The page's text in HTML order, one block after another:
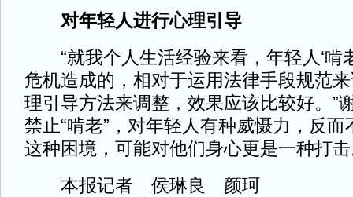
对年轻人进行心理引导
“就我个人生活经验来看，年轻人‘啃
危机造成的，相对于运用法律手段规范
理引导方法来调整，效果应该比较好。”
禁止“啃老”，对年轻人有种威慑力，反
这种困境，可能对他们身心更是一种打
本报记者 侯琳良 颜珂